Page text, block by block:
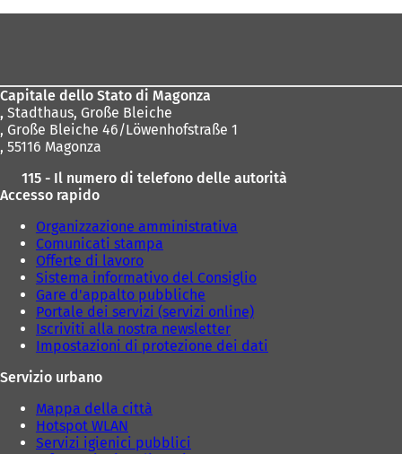
Capitale dello Stato di Magonza
, Stadthaus, Große Bleiche
, Große Bleiche 46/Löwenhofstraße 1
, 55116 Magonza
115 - Il numero di telefono delle autorità
Accesso rapido
Organizzazione amministrativa
Comunicati stampa
Offerte di lavoro
Sistema informativo del Consiglio
Gare d'appalto pubbliche
Portale dei servizi (servizi online)
Iscriviti alla nostra newsletter
Impostazioni di protezione dei dati
Servizio urbano
Mappa della città
Hotspot WLAN
Servizi igienici pubblici